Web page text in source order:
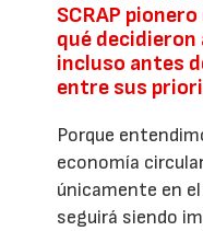
SCRAP
qué
incluso antes
entre sus
Porque
economía
únicamente en
seguirá siendo